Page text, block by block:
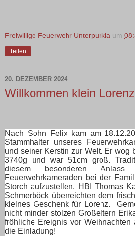
Freiwillige Feuerwehr Unterpurkla um
Teilen
20. DEZEMBER 2024
Willkommen klein
Nach Sohn Felix kam am
Stammhalter unseres
und seiner Kerstin zur Welt. Er wog
3740g und war 51cm groß.
diesem besonderen
Feuerwehrkameraden bei der
Storch aufzustellen. HBI Thomas
Schmerböck überreichten dem
kleines Geschenk für Lorenz.
nicht minder stolzen Großeltern
fröhliche Ereignis vor Weihnachten
die Einladung!